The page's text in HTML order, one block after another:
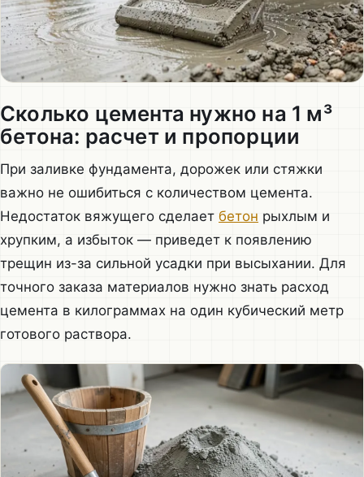
Сколько цемента нужно на 1 м³
бетона: расчет и пропорции
При заливке фундамента, дорожек или стяжки
важно не ошибиться с количеством цемента.
Недостаток вяжущего сделает бетон рыхлым и
хрупким, а избыток — приведет к появлению
трещин из-за сильной усадки при высыхании. Для
точного заказа материалов нужно знать расход
цемента в килограммах на один кубический метр
готового раствора.